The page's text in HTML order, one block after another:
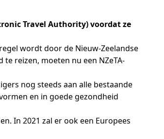
Travel Authority) voordat ze
wordt door de Nieuw-Zeelandse
reizen, moeten nu een NZeTA-
nog steeds aan alle bestaande
en in goede gezondheid
In 2021 zal er ook een Europees